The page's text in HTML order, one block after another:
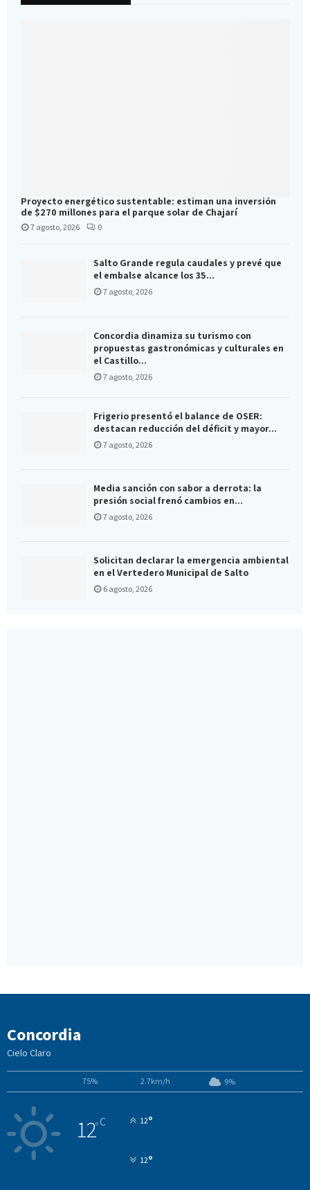
Proyecto energético sustentable: estiman una inversión
de $270 millones para el parque solar de Chajarí
7 agosto, 2026 0
Salto Grande regula caudales y prevé que
el embalse alcance los 35...
7 agosto, 2026
Concordia dinamiza su turismo con
propuestas gastronómicas y culturales en
el Castillo...
7 agosto, 2026
Frigerio presentó el balance de OSER:
destacan reducción del déficit y mayor...
7 agosto, 2026
Media sanción con sabor a derrota: la
presión social frenó cambios en...
7 agosto, 2026
Solicitan declarar la emergencia ambiental
en el Vertedero Municipal de Salto
6 agosto, 2026
Concordia
Cielo Claro
75% 2.7km/h 9%
12°C 12°
12°